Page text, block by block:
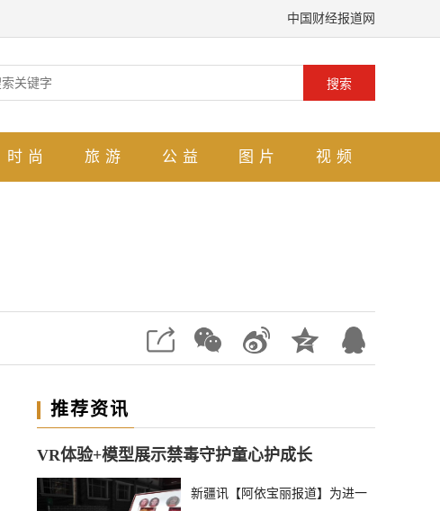
中国财经报道网
搜索
时尚 旅游 公益 图片 视频
推荐资讯
VR体验+模型展示禁毒守护童心护成长
新疆讯【阿依宝丽报道】为进一